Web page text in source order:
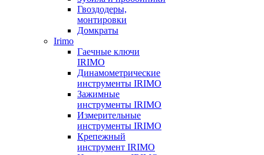
Гвоздодеры,
монтировки
Домкраты
Irimo
Гаечные ключи
IRIMO
Динамометрические
инструменты IRIMO
Зажимные
инструменты IRIMO
Измерительные
инструменты IRIMO
Крепежный
инструмент IRIMO